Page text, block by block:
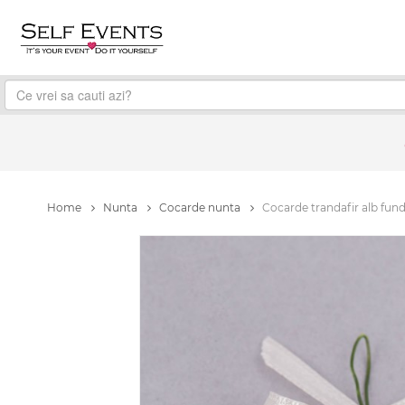
Home Nunta Cocarde nunta Cocarde trandafir alb